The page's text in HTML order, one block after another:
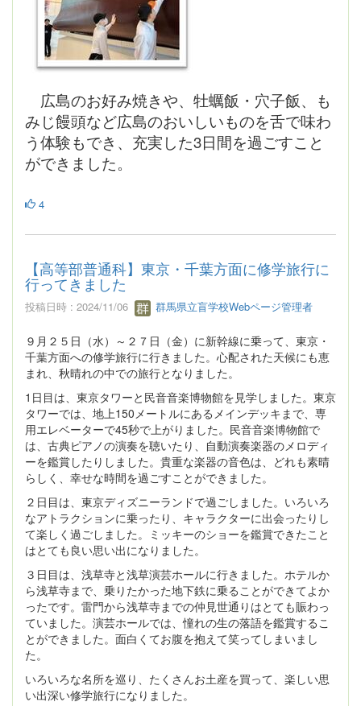
広島のお好み焼きや、牡蠣飯・穴子飯、も
みじ饅頭など広島のおいしいものを舌で味わ
う体験もでき、充実した3日間を過ごすこと
ができました。
4
【高等部普通科】東京・千葉方面に修学旅行に
行ってきました
投稿日時 : 2024/11/06 群馬県立盲学校Webページ管理者
９月２５日（水）～２７日（金）に新幹線に乗って、東京・
千葉方面への修学旅行に行きました。心配された天候にも恵
まれ、秋晴れの中での旅行となりました。
1日目は、東京タワーと民音音楽博物館を見学しました。東京
タワーでは、地上150メートルにあるメインデッキまで、専
用エレベーターで45秒で上がりました。民音音楽博物館で
は、古典ピアノの演奏を聴いたり、自動演奏楽器のメロディ
ーを鑑賞したりしました。貴重な楽器の音色は、どれも素晴
らしく、幸せな時間を過ごすことができました。
２日目は、東京ディズニーランドで過ごしました。いろいろ
なアトラクションに乗ったり、キャラクターに出会ったりし
て楽しく過ごしました。ミッキーのショーを鑑賞できたこと
はとても良い思い出になりました。
３日目は、浅草寺と浅草演芸ホールに行きました。ホテルか
ら浅草寺まで、乗りたかった地下鉄に乗ることができてよか
ったです。雷門から浅草寺までの仲見世通りはとても賑わっ
ていました。演芸ホールでは、憧れの生の落語を鑑賞するこ
とができました。面白くてお腹を抱えて笑ってしまいまし
た。
いろいろな名所を巡り、たくさんお土産を買って、楽しい思
い出深い修学旅行になりました。